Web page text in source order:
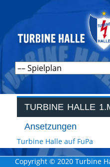
TURBINE HALLE
Ansetzungen
Turbine Halle auf FuPa
Copyright © 2020 Turbine